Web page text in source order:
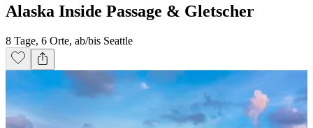
Alaska Inside Passage & Gletscher
8 Tage, 6 Orte, ab/bis Seattle